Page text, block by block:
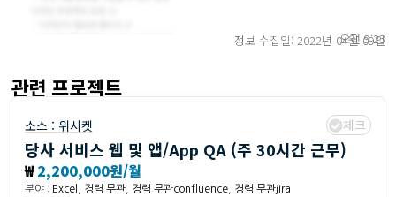
정보 수집일: 2022년 04월 09일
오전 9:23
관련 프로젝트
소스 : 위시켓 체크
당사 서비스 웹 및 앱/App QA (주 30시간 근무)
₩2,200,000원/월
분야 : Excel 경력 무관 경력 무관confluence
경력 무관jira